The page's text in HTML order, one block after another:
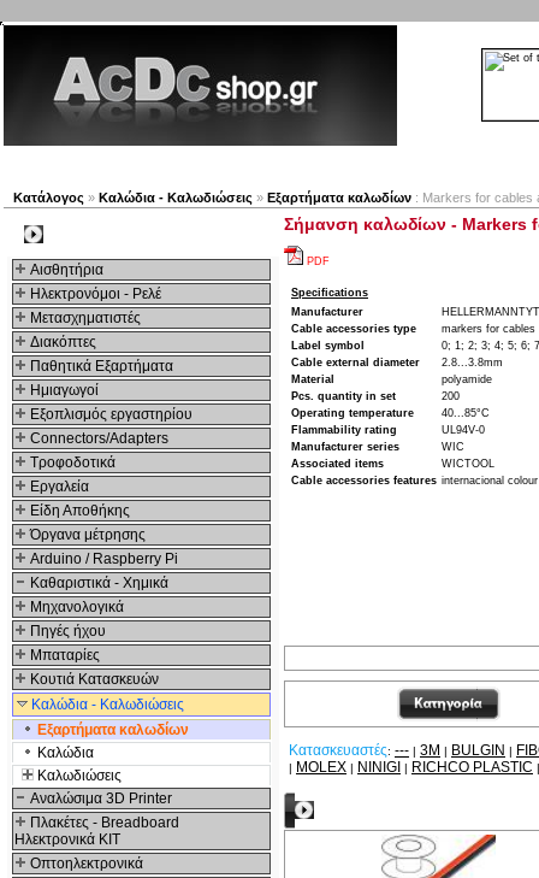
Κατάλογος » Καλώδια - Καλωδιώσεις » Εξαρτήματα καλωδίων : Markers for cables
Αισθητήρια
Ηλεκτρονόμοι - Ρελέ
Μετασχηματιστές
Διακόπτες
Παθητικά Εξαρτήματα
Hμιαγωγοί
Εξοπλισμός εργαστηρίου
Connectors/Adapters
Τροφοδοτικά
Εργαλεία
Είδη Αποθήκης
Όργανα μέτρησης
Arduino / Raspberry Pi
Καθαριστικά - Χημικά
Μηχανολογικά
Πηγές ήχου
Μπαταρίες
Κουτιά Κατασκευών
Καλώδια - Καλωδιώσεις
Εξαρτήματα καλωδίων
Καλώδια
Καλωδιώσεις
Αναλώσιμα 3D Printer
Πλακέτες - Breadboard
Ηλεκτρονικά ΚΙΤ
Οπτοηλεκτρονικά
Σήμανση καλωδίων - Markers
PDF
Specifications
Manufacturer
Cable accessories type
markers for cables
Label symbol
0; 1; 2; 3; 4; 5; 6;
Cable external diameter
2.8...3.8mm
Material
polyamide
Pcs. quantity in set
200
Operating temperature
40...85°C
Flammability rating
UL94V-0
Manufacturer series
WIC
Associated items
WICTOOL
Cable accessories features internacional
Κατασκευαστές: --- | 3M | BULGIN |
| MOLEX | NINIGI | RICHCO PLASTIC